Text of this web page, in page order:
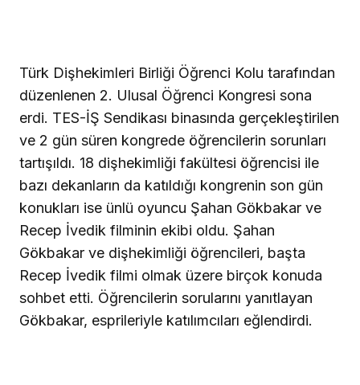
Türk Dişhekimleri Birliği Öğrenci Kolu tarafından
düzenlenen 2. Ulusal Öğrenci Kongresi sona
erdi. TES-İŞ Sendikası binasında gerçekleştirilen
ve 2 gün süren kongrede öğrencilerin sorunları
tartışıldı. 18 dişhekimliği fakültesi öğrencisi ile
bazı dekanların da katıldığı kongrenin son gün
konukları ise ünlü oyuncu Şahan Gökbakar ve
Recep İvedik filminin ekibi oldu. Şahan
Gökbakar ve dişhekimliği öğrencileri, başta
Recep İvedik filmi olmak üzere birçok konuda
sohbet etti. Öğrencilerin sorularını yanıtlayan
Gökbakar, esprileriyle katılımcıları eğlendirdi.